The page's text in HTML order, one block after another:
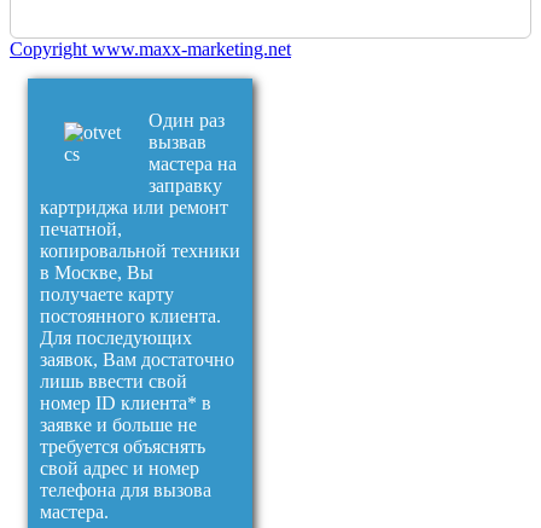
Copyright www.maxx-marketing.net
Один раз
вызвав
мастера на
заправку
картриджа или ремонт
печатной,
копировальной техники
в Москве, Вы
получаете карту
постоянного клиента.
Для последующих
заявок, Вам достаточно
лишь ввести свой
номер ID клиента* в
заявке и больше не
требуется объяснять
свой адрес и номер
телефона для вызова
мастера.